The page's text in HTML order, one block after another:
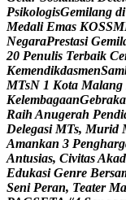
PsikologisGemilang di
Medali Emas KOSSM
NegaraPrestasi Gemil
20 Penulis Terbaik Ce
KemendikdasmenSam
MTsN 1 Kota Malang
KelembagaanGebraka
Raih Anugerah Pendi
Delegasi MTs, Murid
Amankan 3 Pengharg
Antusias, CivitasAkad
Edukasi Genre Bersa
Seni Peran, Teater Ma